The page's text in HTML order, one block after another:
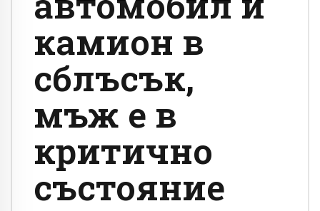
камион в
сблъсък,
мъж е в
критично
състояние